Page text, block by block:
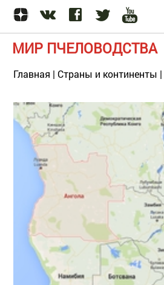
МИР ПЧЕЛОВОДСТВА
Главная | Страны и континенты |